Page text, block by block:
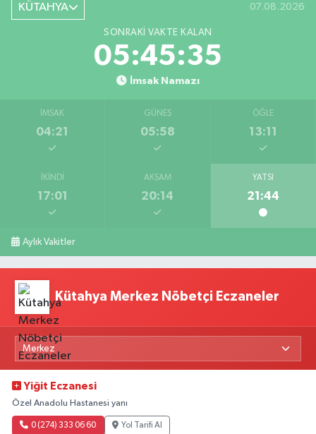
KÜTAHYA 07.08.2026
SONRAKI VAKTE KALAN
05:45:35
İmsak Namazı
İMSAK
04:21
GÜNEŞ
05:58
ÖĞLE
13:11
İKINDI
17:01
AKŞAM
20:14
YATSI
21:44
Aylık Vakitler
Kütahya Merkez Nöbetçi Eczaneler
Yiğit Eczanesi
Özel Anadolu Hastanesi yanı
0 (274) 333 06 60 Yol Tarifi Al